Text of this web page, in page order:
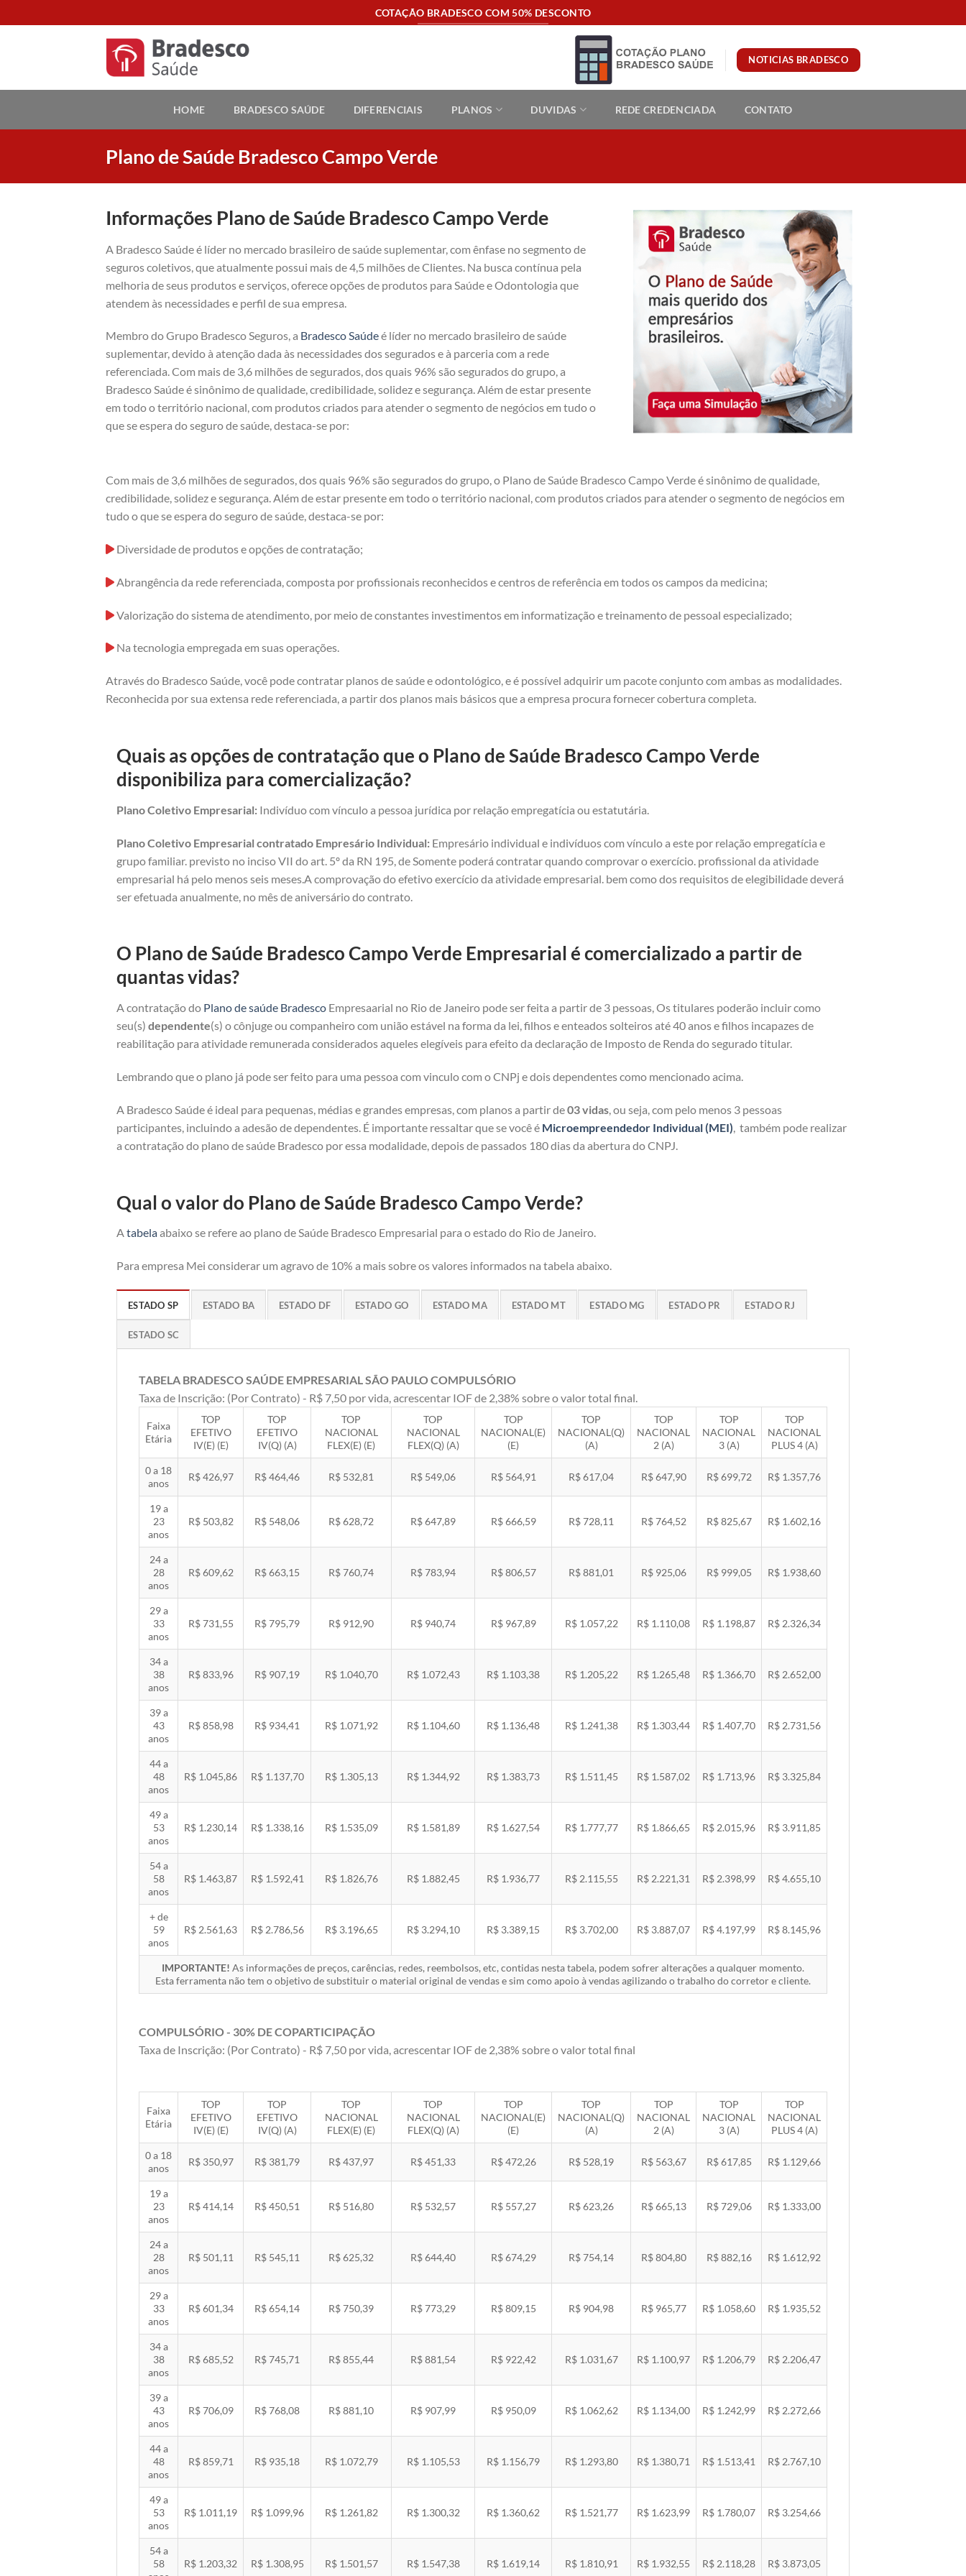
to
COTAÇÃO BRADESCO COM 50% DESCONTO
NOTICIAS BRADESCO
HOME BRADESCO SAÚDE DIFERENCIAIS PLANOS DUVIDAS REDE CREDENCIADA CONTATO
Plano de Saúde Bradesco Campo Verde
Informações Plano de Saúde Bradesco Campo Verde
A Bradesco Saúde é líder no mercado brasileiro de saúde suplementar, com ênfase no segmento de
seguros coletivos, que atualmente possui mais de 4,5 milhões de Clientes. Na busca contínua pela
melhoria de seus produtos e serviços, oferece opções de produtos para Saúde e Odontologia que
atendem às necessidades e perfil de sua empresa.
Membro do Grupo Bradesco Seguros, a Bradesco Saúdeé líder no mercado brasileiro de saúde
suplementar, devido à atenção dada às necessidades dos segurados e à parceria com a rede
referenciada. Com mais de 3,6 milhões de segurados, dos quais 96% são segurados do grupo, a
Bradesco Saúde é sinônimo de qualidade, credibilidade, solidez e segurança. Além de estar presente
em todo o território nacional, com produtos criados para atender o segmento de negócios em tudo o
que se espera do seguro de saúde, destaca-se por:
Com mais de 3,6 milhões de segurados, dos quais 96% são segurados do grupo, o Plano de Saúde Bradesco Campo Verde é sinônimo de qualidade,
credibilidade, solidez e segurança. Além de estar presente em todo o território nacional, com produtos criados para atender o segmento de negócios em
tudo o que se espera do seguro de saúde, destaca-se por:
Diversidade de produtos e opções de contratação;
Abrangência da rede referenciada, composta por profissionais reconhecidos e centros de referência em todos os campos da medicina;
Valorização do sistema de atendimento, por meio de constantes investimentos em informatização e treinamento de pessoal especializado;
Na tecnologia empregada em suas operações.
Através do Bradesco Saúde, você pode contratar planos de saúde e odontológico, e é possível adquirir um pacote conjunto com ambas as modalidades.
Reconhecida por sua extensa rede referenciada, a partir dos planos mais básicos que a empresa procura fornecer cobertura completa.
Quais as opções de contratação que o Plano de Saúde Bradesco Campo Verde
disponibiliza para comercialização?
Plano Coletivo Empresarial: Indivíduo com vínculo a pessoa jurídica por relação empregatícia ou estatutária.
Plano Coletivo Empresarial contratado Empresário Individual: Empresário individual e indivíduos com vínculo a este por relação empregatícia e
grupo familiar. previsto no inciso VII do art. 5º da RN 195, de Somente poderá contratar quando comprovar o exercício. profissional da atividade
empresarial há pelo menos seis meses.A comprovação do efetivo exercício da atividade empresarial. bem como dos requisitos de elegibilidade deverá
ser efetuada anualmente, no mês de aniversário do contrato.
O Plano de Saúde Bradesco Campo Verde Empresarial é comercializado a partir de
quantas vidas?
A contratação do Plano de saúde Bradesco Empresaarial no Rio de Janeiro pode ser feita a partir de 3 pessoas, Os titulares poderão incluir como
seu(s) dependente(s) o cônjuge ou companheiro com união estável na forma da lei, filhos e enteados solteiros até 40 anos e filhos incapazes de
reabilitação para atividade remunerada considerados aqueles elegíveis para efeito da declaração de Imposto de Renda do segurado titular.
Lembrando que o plano já pode ser feito para uma pessoa com vinculo com o CNPj e dois dependentes como mencionado acima.
A Bradesco Saúde é ideal para pequenas, médias e grandes empresas, com planos a partir de03 vidas , ou seja, com pelo menos 3 pessoas
participantes, incluindo a adesão de dependentes. É importante ressaltar que se você é Microempreendedor Individual (MEI) , também pode realizar
a contratação do plano de saúde Bradesco por essa modalidade, depois de passados 180 dias da abertura do CNPJ.
Qual o valor do Plano de Saúde Bradesco Campo Verde?
Atabelaabaixo se refere ao plano de Saúde Bradesco Empresarial para o estado do Rio de Janeiro.
Para empresa Mei considerar um agravo de 10% a mais sobre os valores informados na tabela abaixo.
ESTADO SP ESTADO BA ESTADO DF ESTADO GO ESTADO MA ESTADO MT ESTADO MG ESTADO PR ESTADO RJ
ESTADO SC
TABELA BRADESCO SAÚDE EMPRESARIAL SÃO PAULO COMPULSÓRIO
Taxa de Inscrição: (Por Contrato) - R$ 7,50 por vida, acrescentar IOF de 2,38% sobre o valor total final.
Faixa
Etária
TOP
EFETIVO
IV(E) (E)
TOP
EFETIVO
IV(Q) (A)
TOP
NACIONAL
FLEX(E) (E)
TOP
NACIONAL
FLEX(Q) (A)
TOP
NACIONAL(E)
(E)
TOP
NACIONAL(Q)
(A)
TOP
NACIONAL
2 (A)
TOP
NACIONAL
3 (A)
TOP
NACIONAL
PLUS 4 (A)
0 a 18
anos
R$ 426,97 R$ 464,46 R$ 532,81 R$ 549,06 R$ 564,91 R$ 617,04 R$ 647,90 R$ 699,72 R$ 1.357,76
19 a
23
anos
R$ 503,82 R$ 548,06 R$ 628,72 R$ 647,89 R$ 666,59 R$ 728,11 R$ 764,52 R$ 825,67 R$ 1.602,16
24 a
28
anos
R$ 609,62 R$ 663,15 R$ 760,74 R$ 783,94 R$ 806,57 R$ 881,01 R$ 925,06 R$ 999,05 R$ 1.938,60
29 a
33
anos
R$ 731,55 R$ 795,79 R$ 912,90 R$ 940,74 R$ 967,89 R$ 1.057,22 R$ 1.110,08 R$ 1.198,87 R$ 2.326,34
34 a
38
anos
R$ 833,96 R$ 907,19 R$ 1.040,70 R$ 1.072,43 R$ 1.103,38 R$ 1.205,22 R$ 1.265,48 R$ 1.366,70 R$ 2.652,00
39 a
43
anos
R$ 858,98 R$ 934,41 R$ 1.071,92 R$ 1.104,60 R$ 1.136,48 R$ 1.241,38 R$ 1.303,44 R$ 1.407,70 R$ 2.731,56
44 a
48
anos
R$ 1.045,86 R$ 1.137,70 R$ 1.305,13 R$ 1.344,92 R$ 1.383,73 R$ 1.511,45 R$ 1.587,02 R$ 1.713,96 R$ 3.325,84
49 a
53
anos
R$ 1.230,14 R$ 1.338,16 R$ 1.535,09 R$ 1.581,89 R$ 1.627,54 R$ 1.777,77 R$ 1.866,65 R$ 2.015,96 R$ 3.911,85
54 a
58
anos
R$ 1.463,87 R$ 1.592,41 R$ 1.826,76 R$ 1.882,45 R$ 1.936,77 R$ 2.115,55 R$ 2.221,31 R$ 2.398,99 R$ 4.655,10
+ de
59
anos
R$ 2.561,63 R$ 2.786,56 R$ 3.196,65 R$ 3.294,10 R$ 3.389,15 R$ 3.702,00 R$ 3.887,07 R$ 4.197,99 R$ 8.145,96
IMPORTANTE! As informações de preços, carências, redes, reembolsos, etc, contidas nesta tabela, podem sofrer alterações a qualquer momento.
Esta ferramenta não tem o objetivo de substituir o material original de vendas e sim como apoio à vendas agilizando o trabalho do corretor e cliente.
COMPULSÓRIO - 30% DE COPARTICIPAÇÃO
Taxa de Inscrição: (Por Contrato) - R$ 7,50 por vida, acrescentar IOF de 2,38% sobre o valor total final
Faixa
Etária
TOP
EFETIVO
IV(E) (E)
TOP
EFETIVO
IV(Q) (A)
TOP
NACIONAL
FLEX(E) (E)
TOP
NACIONAL
FLEX(Q) (A)
TOP
NACIONAL(E)
(E)
TOP
NACIONAL(Q)
(A)
TOP
NACIONAL
2 (A)
TOP
NACIONAL
3 (A)
TOP
NACIONAL
PLUS 4 (A)
0 a 18
anos
R$ 350,97 R$ 381,79 R$ 437,97 R$ 451,33 R$ 472,26 R$ 528,19 R$ 563,67 R$ 617,85 R$ 1.129,66
19 a
23
anos
R$ 414,14 R$ 450,51 R$ 516,80 R$ 532,57 R$ 557,27 R$ 623,26 R$ 665,13 R$ 729,06 R$ 1.333,00
24 a
28
anos
R$ 501,11 R$ 545,11 R$ 625,32 R$ 644,40 R$ 674,29 R$ 754,14 R$ 804,80 R$ 882,16 R$ 1.612,92
29 a
33
anos
R$ 601,34 R$ 654,14 R$ 750,39 R$ 773,29 R$ 809,15 R$ 904,98 R$ 965,77 R$ 1.058,60 R$ 1.935,52
34 a
38
anos
R$ 685,52 R$ 745,71 R$ 855,44 R$ 881,54 R$ 922,42 R$ 1.031,67 R$ 1.100,97 R$ 1.206,79 R$ 2.206,47
39 a
43
anos
R$ 706,09 R$ 768,08 R$ 881,10 R$ 907,99 R$ 950,09 R$ 1.062,62 R$ 1.134,00 R$ 1.242,99 R$ 2.272,66
44 a
48
anos
R$ 859,71 R$ 935,18 R$ 1.072,79 R$ 1.105,53 R$ 1.156,79 R$ 1.293,80 R$ 1.380,71 R$ 1.513,41 R$ 2.767,10
49 a
53
anos
R$ 1.011,19 R$ 1.099,96 R$ 1.261,82 R$ 1.300,32 R$ 1.360,62 R$ 1.521,77 R$ 1.623,99 R$ 1.780,07 R$ 3.254,66
54 a
58
R$ 1.203,32 R$ 1.308,95 R$ 1.501,57 R$ 1.547,38 R$ 1.619,14 R$ 1.810,91 R$ 1.932,55 R$ 2.118,28 R$ 3.873,05